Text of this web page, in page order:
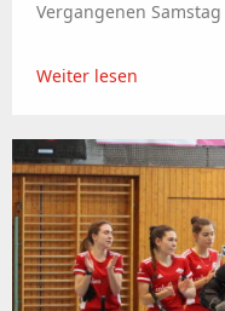
Vergangenen
Weiter lesen